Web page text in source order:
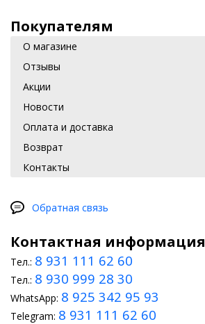
Покупателям
О магазине
Отзывы
Акции
Новости
Оплата и доставка
Возврат
Контакты
Обратная связь
Контактная информация
Тел.: 8 931 111 62 60
Тел.: 8 930 999 28 30
WhatsApp: 8 925 342 95 93
Telegram: 8 931 111 62 60